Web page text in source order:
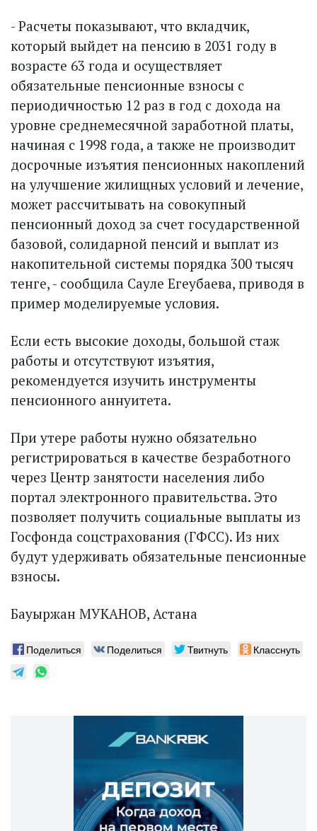
- Расчеты показывают, что вкладчик,
который выйдет на пенсию в 2031 году в
возрасте 63 года и осуществляет
обязательные пенсионные взносы с
периодичностью 12 раз в год с дохода на
уровне среднемесячной заработной платы,
начиная с 1998 года, а также не производит
досрочные изъятия пенсионных накоплений
на улучшение жилищных условий и лечение,
может рассчитывать на совокупный
пенсионный доход за счет государственной
базовой, солидарной пенсий и выплат из
накопительной системы порядка 300 тысяч
тенге, - сообщила Сауле Егеубаева, приводя в
пример моделируемые условия.
Если есть высокие доходы, большой стаж
работы и отсутствуют изъятия,
рекомендуется изучить инструменты
пенсионного аннуитета.
При утере работы нужно обязательно
регистрироваться в качестве безработного
через Центр занятости населения либо
портал электронного правительства. Это
позволяет получить социальные выплаты из
Госфонда соцстрахования (ГФСС). Из них
будут удерживать обязательные пенсионные
взносы.
Бауыржан МУКАНОВ, Астана
Поделиться Поделиться Твитнуть Класснуть